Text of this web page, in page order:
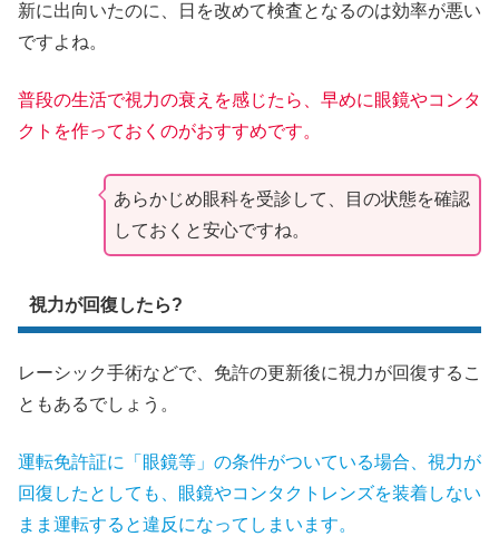
新に出向いたのに、日を改めて検査となるのは効率が悪い
ですよね。
普段の生活で視力の衰えを感じたら、 早めに 眼鏡やコンタ
クトを作っておくのがおすすめです。
あらかじめ眼科を受診して、目の状態を確認
しておくと安心ですね。
視力が回復したら?
レーシック手術などで、免許の更新後に視力が回復するこ
ともあるでしょう。
運転免許証に「眼鏡等」の条件がついている場合、視力が
回復したとしても
眼鏡やコンタクトレンズを装着しない
まま運転すると違反になってしまいます。